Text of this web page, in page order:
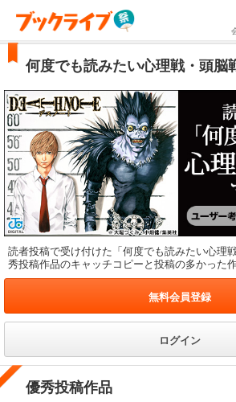
何度でも読みたい心理戦・頭脳
読者投稿で受け付けた「何度でも読みたい心理
秀投稿作品のキャッチコピーと投稿の多かった
無料会員登録
ログイン
優秀投稿作品